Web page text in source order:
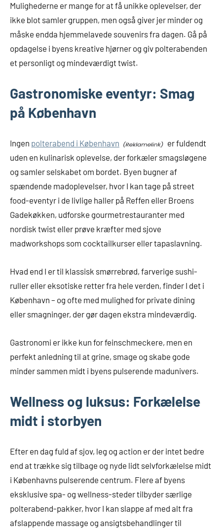
Mulighederne er mange for at få unikke oplevelser, der
ikke blot samler gruppen, men også giver jer minder og
måske endda hjemmelavede souvenirs fra dagen. Gå på
opdagelse i byens kreative hjørner og giv polterabenden
et personligt og mindeværdigt twist.
Gastronomiske eventyr: Smag
på København
Ingen polterabend i København
er fuldendt
uden en kulinarisk oplevelse, der forkæler smagsløgene
og samler selskabet om bordet. Byen bugner af
spændende madoplevelser, hvor I kan tage på street
food-eventyr i de livlige haller på Reffen eller Broens
Gadekøkken, udforske gourmetrestauranter med
nordisk twist eller prøve kræfter med sjove
madworkshops som cocktailkurser eller tapaslavning.
Hvad end I er til klassisk smørrebrød, farverige sushi-
ruller eller eksotiske retter fra hele verden, finder I det i
København – og ofte med mulighed for private dining
eller smagninger, der gør dagen ekstra mindeværdig.
Gastronomi er ikke kun for feinschmeckere, men en
perfekt anledning til at grine, smage og skabe gode
minder sammen midt i byens pulserende madunivers.
Wellness og luksus: Forkælelse
midt i storbyen
Efter en dag fuld af sjov, leg og action er der intet bedre
end at trække sig tilbage og nyde lidt selvforkælelse midt
i Københavns pulserende centrum. Flere af byens
eksklusive spa- og wellness-steder tilbyder særlige
polterabend-pakker, hvor I kan slappe af med alt fra
afslappende massage og ansigtsbehandlinger til